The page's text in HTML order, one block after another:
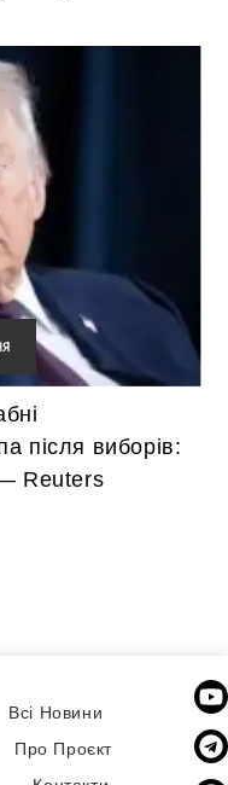
після виборів:
Reuters
Всі Новини
Про Проєкт